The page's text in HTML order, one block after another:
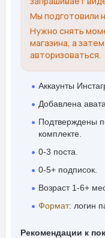
Мы подготовили
Нужно снять
магазина, а
авторизоваться.
Аккаунты
Добавлена
Подтверждены
комплекте.
0-3 поста.
0-5+ подписок.
Возраст 1-6+
Формат: логин
Рекомендации к